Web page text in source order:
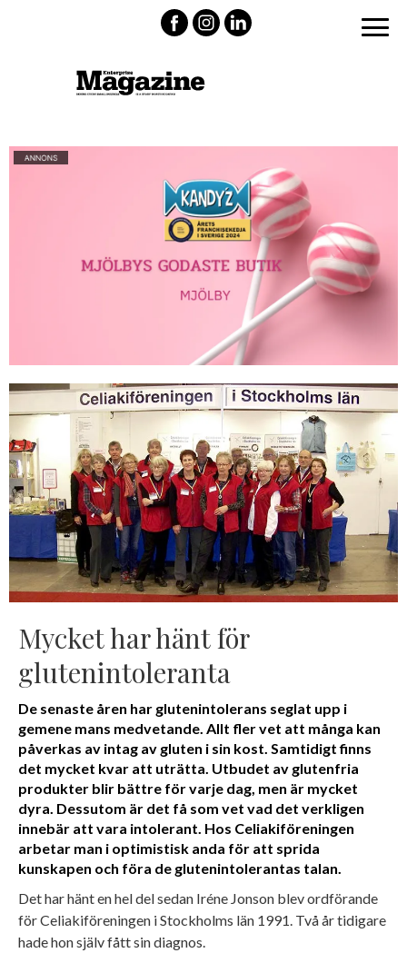
Mycket har hänt för
glutenintoleranta
De senaste åren har glutenintolerans seglat upp i
gemene mans medvetande. Allt fler vet att många kan
påverkas av intag av gluten i sin kost. Samtidigt finns
det mycket kvar att uträtta. Utbudet av glutenfria
produkter blir bättre för varje dag, men är mycket
dyra. Dessutom är det få som vet vad det verkligen
innebär att vara intolerant. Hos Celiakiföreningen
arbetar man i optimistisk anda för att sprida
kunskapen och föra de glutenintolerantas talan.
Det har hänt en hel del sedan Iréne Jonson blev ordförande
för Celiakiföreningen i Stockholms län 1991. Två år tidigare
hade hon själv fått sin diagnos.